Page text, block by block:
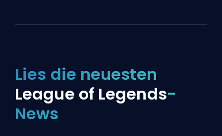
Lies die neuesten
League of Legends-
News